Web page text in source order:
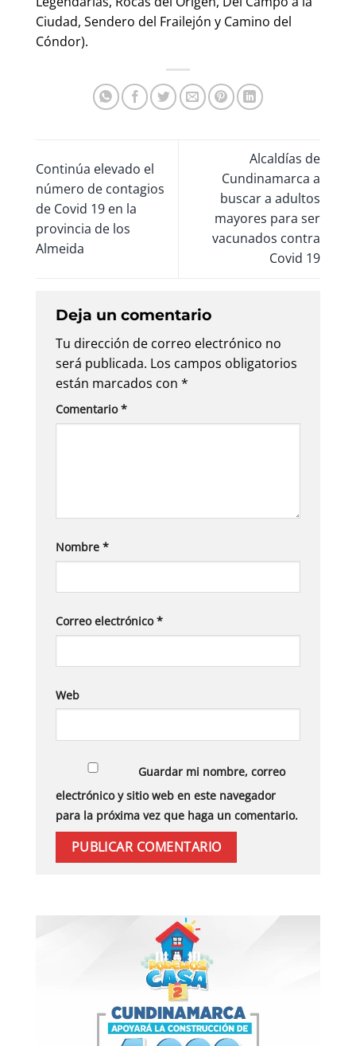
Ciudad, Sendero del Frailejón y Camino del
Cóndor).
Continúa elevado el
número de contagios
de Covid 19 en la
provincia de los
Almeida
Alcaldías de
Cundinamarca a
buscar a adultos
mayores para ser
vacunados contra
Covid 19
Deja un comentario
Tu dirección de correo electrónico no
será publicada. Los campos obligatorios
están marcados con *
Comentario*
Nombre *
Correo electrónico*
Web
Guardar mi nombre, correo
electrónico y sitio web en este navegador
para la próxima vez que haga un comentario.